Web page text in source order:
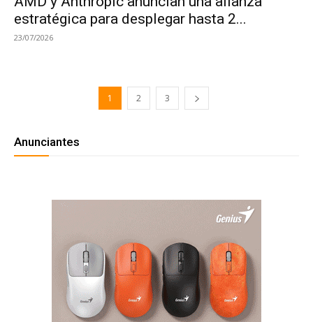
estratégica para desplegar hasta 2...
23/07/2026
1 2 3
Anunciantes